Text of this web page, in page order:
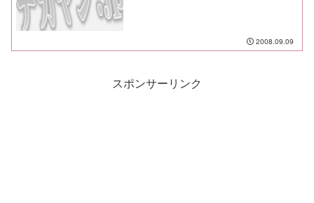
2008.09.09
スポンサーリンク